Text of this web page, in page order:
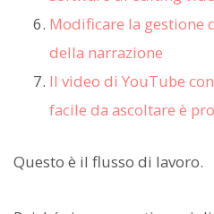
Modificare la gestione
della narrazione
Il video di YouTube
facile da ascoltare è
Questo è il flusso di lavoro.